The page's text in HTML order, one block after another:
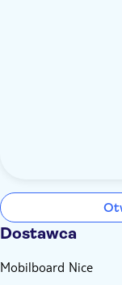
Dostawca
Mobilboard Nice